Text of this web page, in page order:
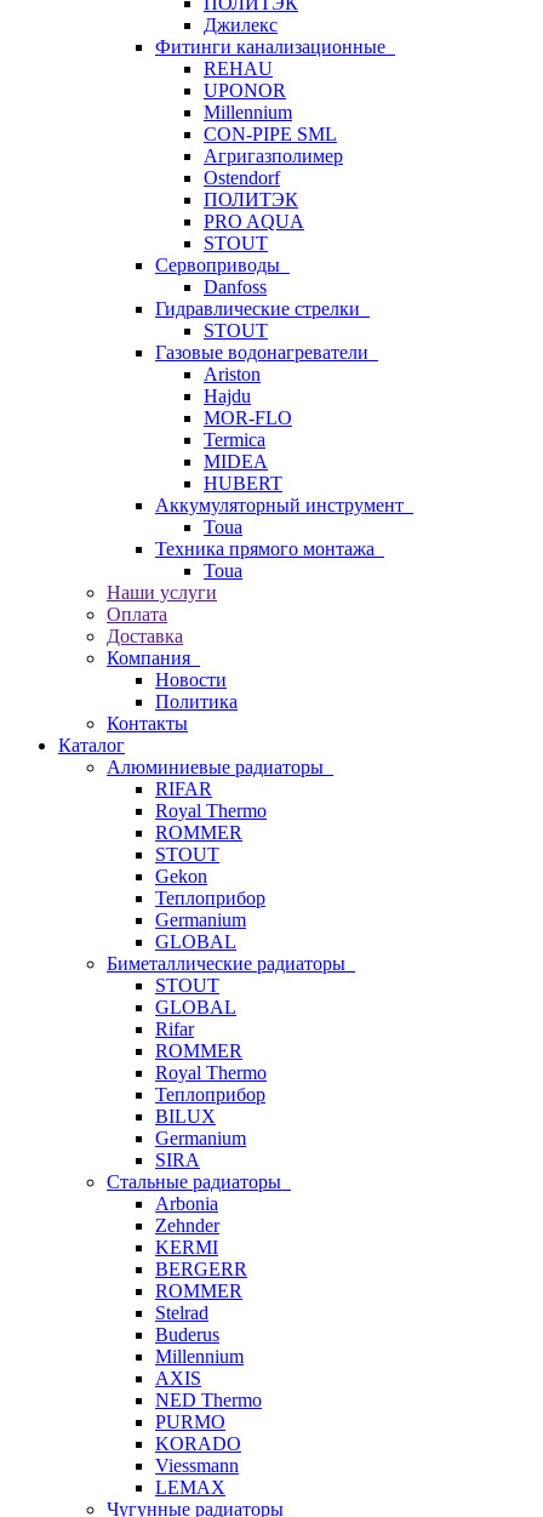
Джилекс
Фитинги канализационные
REHAU
UPONOR
Millennium
CON-PIPE SML
Агригазполимер
Ostendorf
ПОЛИТЭК
PRO AQUA
STOUT
Сервоприводы
Danfoss
Гидравлические стрелки
STOUT
Газовые водонагреватели
Ariston
Hajdu
MOR-FLO
Termica
MIDEA
HUBERT
Аккумуляторный инструмент
Toua
Техника прямого монтажа
Toua
Наши услуги
Оплата
Доставка
Компания
Новости
Политика
Контакты
Каталог
Алюминиевые радиаторы
RIFAR
Royal Thermo
ROMMER
STOUT
Gekon
Теплоприбор
Germanium
GLOBAL
Биметаллические радиаторы
STOUT
GLOBAL
Rifar
ROMMER
Royal Thermo
Теплоприбор
BILUX
Germanium
SIRA
Стальные радиаторы
Arbonia
Zehnder
KERMI
BERGERR
ROMMER
Stelrad
Buderus
Millennium
AXIS
NED Thermo
PURMO
KORADO
Viessmann
LEMAX
Чугунные радиаторы